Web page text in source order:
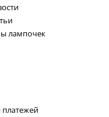
лампочек
платежей